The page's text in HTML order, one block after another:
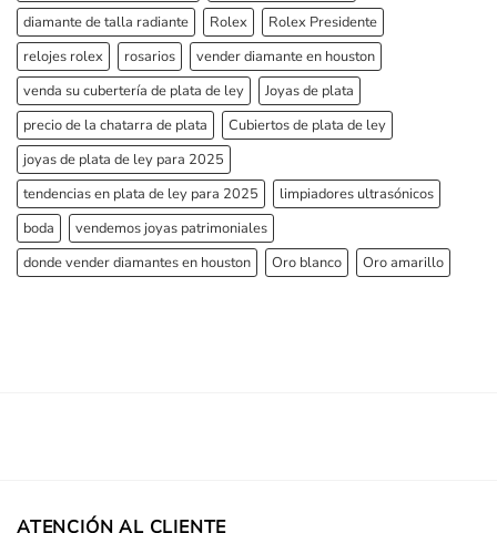
diamante de talla radiante
Rolex
Rolex Presidente
relojes rolex
rosarios
vender diamante en houston
venda su cubertería de plata de ley
Joyas de plata
precio de la chatarra de plata
Cubiertos de plata de ley
joyas de plata de ley para 2025
tendencias en plata de ley para 2025
limpiadores ultrasónicos
boda
vendemos joyas patrimoniales
donde vender diamantes en houston
Oro blanco Oro amarillo
ATENCIÓN AL CLIENTE